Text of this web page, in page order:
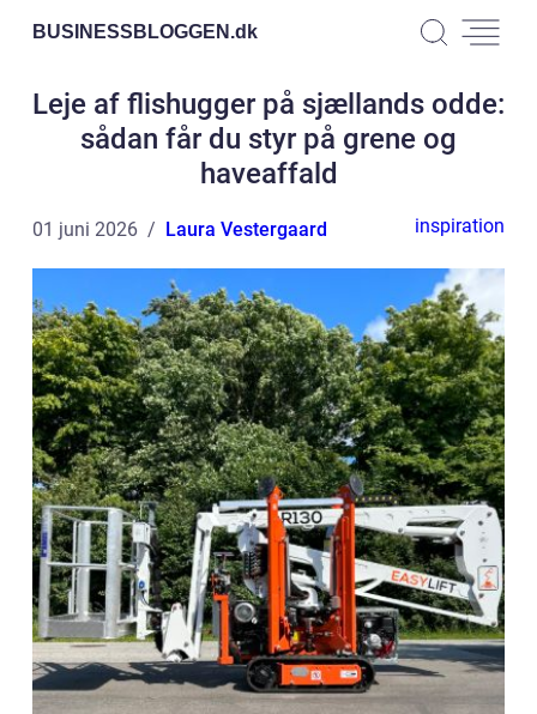
BUSINESSBLOGGEN.dk
Leje af flishugger på sjællands odde:
sådan får du styr på grene og
haveaffald
01 juni 2026 Laura Vestergaard inspiration